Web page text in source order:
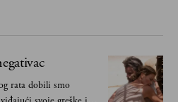
rata dobili smo